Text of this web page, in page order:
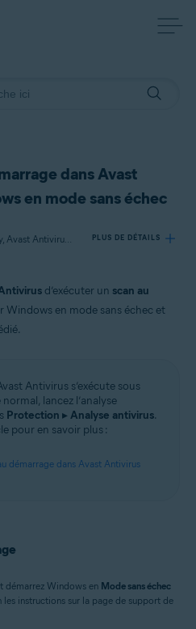
dans Avast
en mode sans échec
S’applique à Avast Premium Security, Avast Antivirus Gratuit PLUS DE DÉTAILS
Entreprise/Éducation
Entreprise/
Entreprise (32/64 bits)
Basique/Édition Familiale
d’exécuter un scan au
Windows en mode sans échec et
Antivirus s’exécute sous
lancez l’analyse
Protection ▸ Analyse antivirus.
pour en savoir plus :
démarrage dans Avast Antivirus
démarrez Windows en Mode sans échec
les instructions sur la page de support de